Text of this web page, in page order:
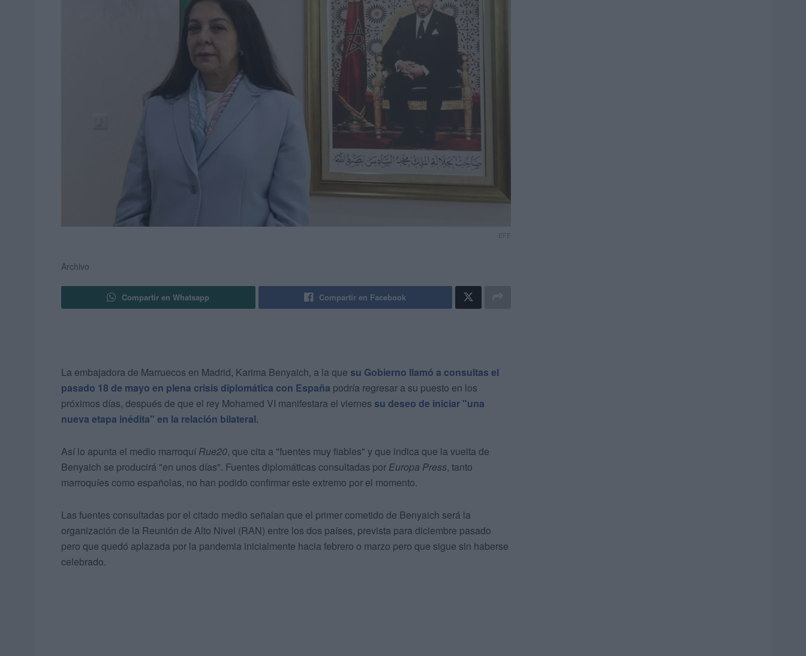
EFE
Archivo
Compartir en Whatsapp Compartir en Facebook
La embajadora de Marruecos en Madrid, Karima Benyaich, a la que su Gobierno llamó a consultas el
pasado 18 de mayo en plena crisis diplomática con España podría regresar a su puesto en los
próximos días, después de que el rey Mohamed VI manifestara el viernes su deseo de iniciar "una
nueva etapa inédita" en la relación bilateral.
Así lo apunta el medio marroquí Rue20, que cita a "fuentes muy fiables" y que indica que la vuelta de
Benyaich se producirá "en unos días". Fuentes diplomáticas consultadas por Europa Press, tanto
marroquíes como españolas, no han podido confirmar este extremo por el momento.
Las fuentes consultadas por el citado medio señalan que el primer cometido de Benyaich será la
organización de la Reunión de Alto Nivel (RAN) entre los dos países, prevista para diciembre pasado
pero que quedó aplazada por la pandemia inicialmente hacia febrero o marzo pero que sigue sin haberse
celebrado.